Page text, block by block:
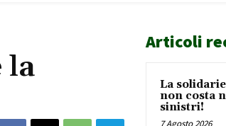
la
Articoli
La
non costa
sinistri!